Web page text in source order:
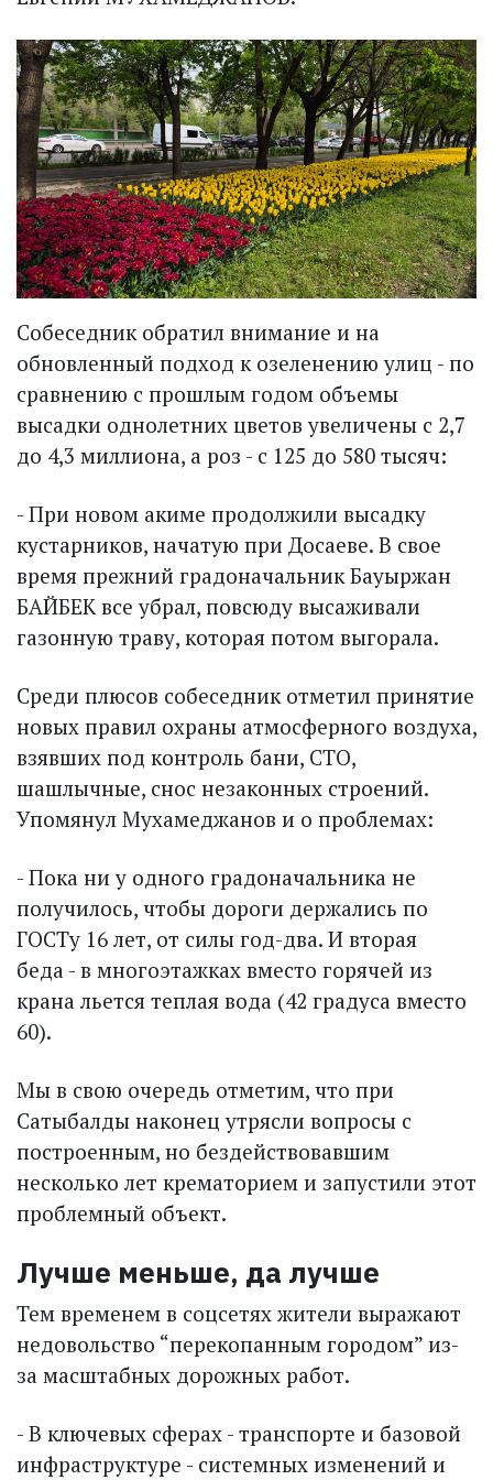
Собеседник обратил внимание и на
обновленный подход к озеленению улиц - по
сравнению с прошлым годом объ­емы
высадки однолетних цветов увеличены с 2,7
до 4,3 миллиона, а роз - с 125 до 580 тысяч:
- При новом акиме продолжили высадку
кустарников, начатую при Досаеве. В свое
время прежний градоначальник Бауыржан
БАЙБЕК все убрал, повсюду высаживали
газонную траву, которая потом выгорала.
Среди плюсов собеседник отметил принятие
новых правил охраны атмосферного воздуха,
взявших под контроль бани, СТО,
шашлычные, снос незаконных строений.
Упомянул Мухамеджанов и о проблемах:
- Пока ни у одного градоначальника не
получилось, чтобы дороги держались по
ГОСТу 16 лет, от силы год-два. И вторая
беда - в многоэтажках вместо горячей из
крана льется теплая вода (42 градуса вместо
60).
Мы в свою очередь отметим, что при
Сатыбалды наконец утрясли вопросы с
построенным, но бездействовавшим
несколько лет крематорием и запус­тили этот
проблемный объект.
Лучше меньше, да лучше
Тем временем в соцсетях жители выражают
недовольство “перекопанным городом” из-
за масштабных дорожных работ.
- В ключевых сферах - транс­порте и базовой
инфраструктуре - системных изменений и